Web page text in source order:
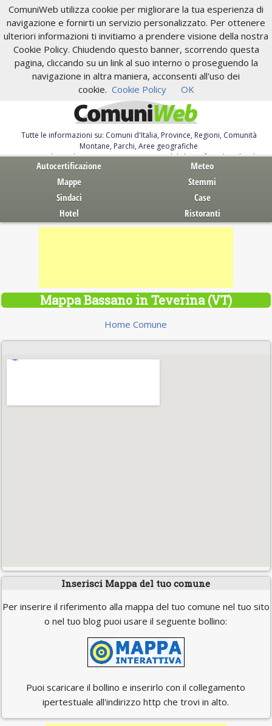
ComuniWeb utilizza cookie per migliorare la tua esperienza di
navigazione e fornirti un servizio personalizzato. Per ottenere
ulteriori informazioni ti invitiamo a prendere visione della nostra
Cookie Policy. Chiudendo questo banner, scorrendo questa
pagina, cliccando su un link al suo interno o proseguendo la
navigazione in altra maniera, acconsenti all'uso dei
cookie. Cookie Policy OK
Tutte le informazioni su: Comuni d'Italia, Province, Regioni, Comunità
Montane, Parchi, Aree geografiche
Servizi al Cittadino. Autocertificazione, moduli, leggi, free download
Autocertificazione
Meteo
Mappe
Stemmi
Sindaci
Case
Hotel
Ristoranti
Mappa Bassano in Teverina (VT)
Home Comune
Inserisci Mappa del tuo comune
Per inserire il riferimento alla mappa del tuo comune nel tuo sito
o nel tuo blog puoi usare il seguente bollino:
Puoi scaricare il bollino e inserirlo con il collegamento
ipertestuale all'indirizzo http che trovi in alto.